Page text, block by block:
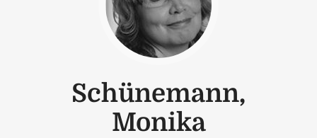
Schünemann,
Monika